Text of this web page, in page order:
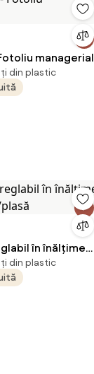
managerial
din plastic
în înălțime
plasă
din plastic